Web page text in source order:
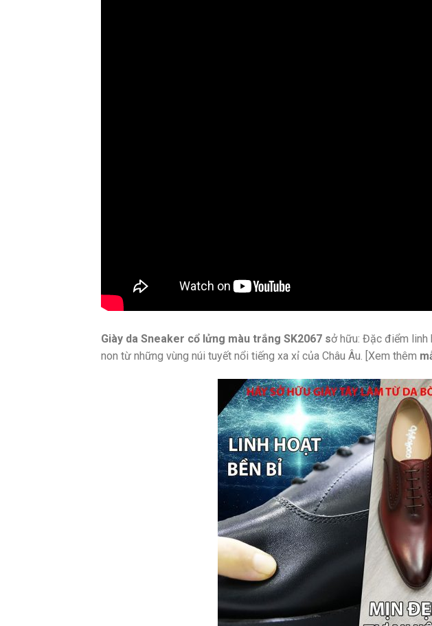
Giày da Sneaker cổ lửng màu trắng SK2067 sở hữu: Đặc điểm linh
non từ những vùng núi tuyết nổi tiếng xa xỉ của Châu Âu. [Xem thêm